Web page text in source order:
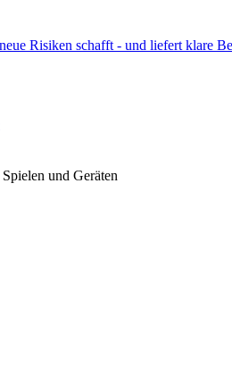
Risiken schafft - und liefert klare
und Geräten